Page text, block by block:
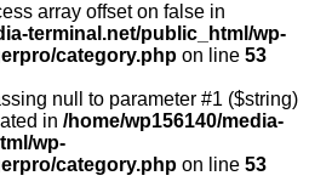
array offset on false in
terminal.net/public_html/wp-
category.php on line 53
null to parameter #1 ($string)
in /home/wp156140/media-
wp-
category.php on line 53